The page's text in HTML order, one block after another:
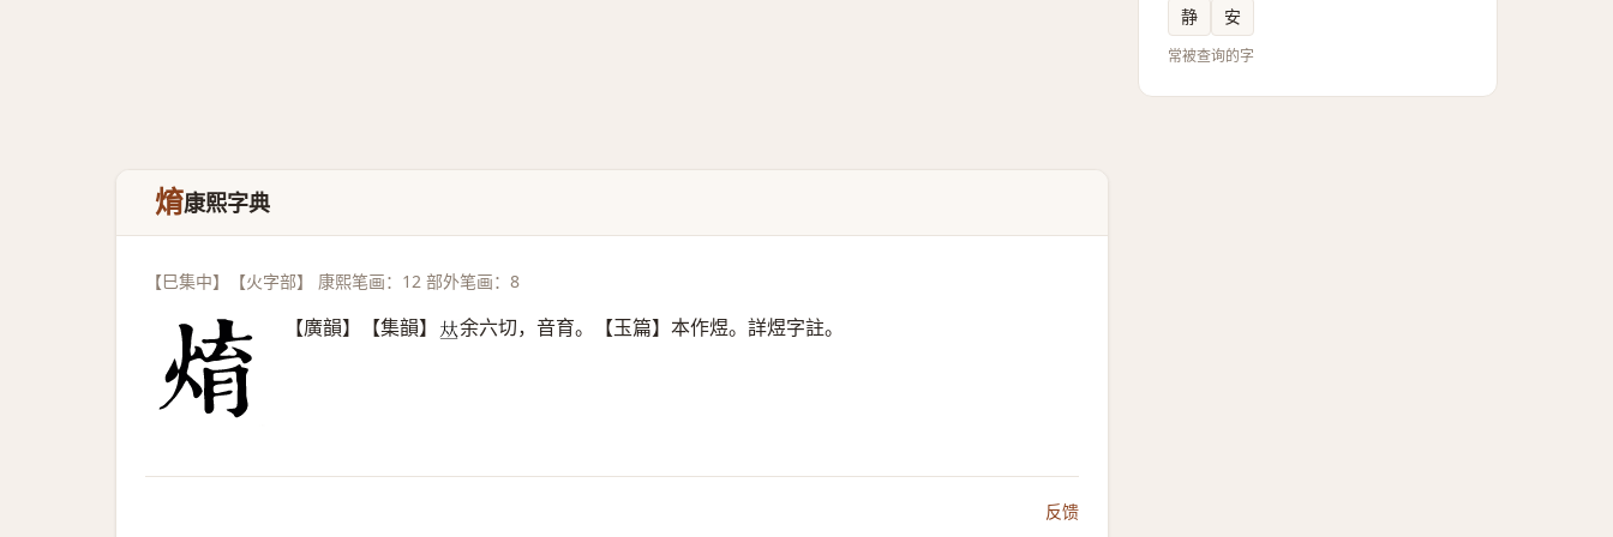
焴康熙字典
【巳集中】【火字部】 康熙笔画：12 部外笔画：8
【廣韻】【集韻】 𠀤余六切，音育。【玉篇】本作煜。詳煜字註。
反馈
静 安
常被查询的字